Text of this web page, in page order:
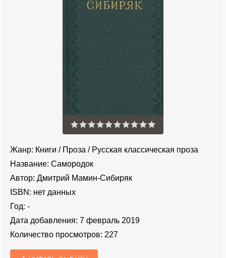
Жанр: Книги / Проза / Русская классическая проза
Название: Самородок
Автор: Дмитрий Мамин-Сибиряк
ISBN: нет данных
Год: -
Дата добавления: 7 февраль 2019
Количество просмотров: 227